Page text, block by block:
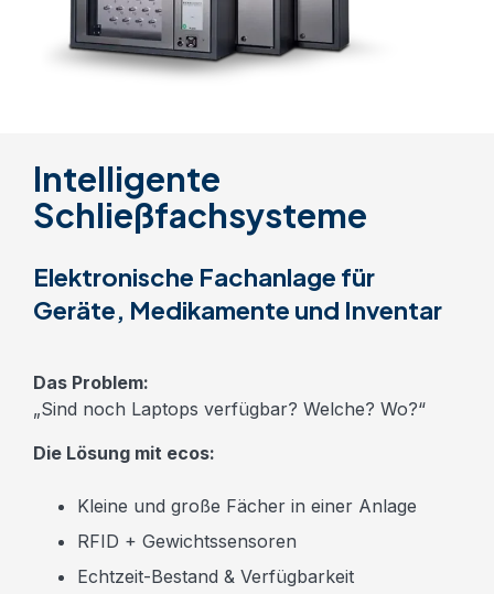
Intelligente
Schließfachsysteme
Elektronische Fachanlage für
Geräte, Medikamente und Inventar
Das Problem:
„Sind noch Laptops verfügbar? Welche? Wo?“
Die Lösung mit ecos:
Kleine und große Fächer in einer Anlage
RFID + Gewichtssensoren
Echtzeit-Bestand & Verfügbarkeit